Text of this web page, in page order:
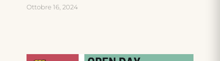
Ottobre 16, 2024